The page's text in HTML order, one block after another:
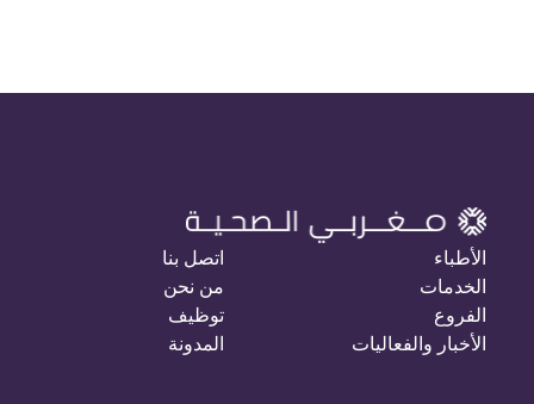
الأطباء
الخدمات
الفروع
الأخبار والفعاليات
اتصل بنا
من نحن
توظيف
المدونة